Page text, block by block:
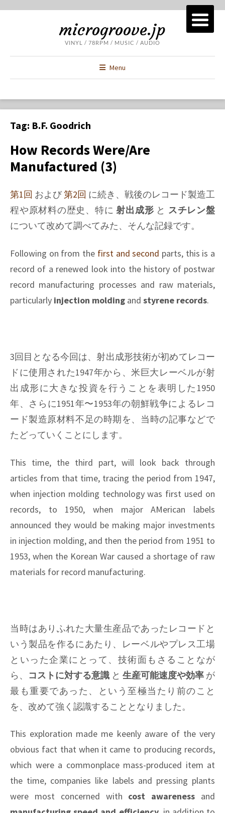
microgroove.jp
VINYL / 78RPM / MUSIC / AUDIO
Menu
Tag: B.F. Goodrich
How Records Were/Are
Manufactured (3)
第1回 および第2回 に続き、戦後のレコード製造工
程や原材料の歴史、特に射出成形 と スチレン盤
について改めて調べてみた、そんな記録です。
Following on from the first andsecond parts, this is a
record of a renewed look into the history of postwar
record manufacturing processes and raw materials,
particularly injection molding and styrene records.
3回目となる今回は、射出成形技術が初めてレコー
ドに使用された1947年から、米巨大レーベルが射
出成形に大きな投資を行うことを表明した1950
年、さらに1951年〜1953年の朝鮮戦争によるレコ
ード製造原材料不足の時期を、当時の記事などで
たどっていくことにします。
This time, the third part, will look back through
articles from that time, tracing the period from 1947,
when injection molding technology was first used on
records, to 1950, when major AMerican labels
announced they would be making major investments
in injection molding, and then the period from 1951 to
1953, when the Korean War caused a shortage of raw
materials for record manufacturing.
当時はありふれた大量生産品であったレコードと
いう製品を作るにあたり、レーベルやプレス工場
といった企業にとって、技術面もさることなが
ら、 コストに対する意識 と 生産可能速度や効率 が
最も重要であった、という至極当たり前のこと
を、改めて強く認識することとなりました。
This exploration made me keenly aware of the very
obvious fact that when it came to producing records,
which were a commonplace mass-produced item at
the time, companies like labels and pressing plants
were most concerned with cost awareness and